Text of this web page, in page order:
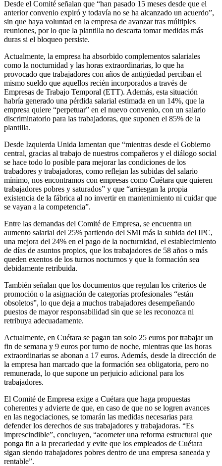
Desde el Comité señalan que “han pasado 15 meses desde que el
anterior convenio expiró y todavía no se ha alcanzado un acuerdo”,
sin que haya voluntad en la empresa de avanzar tras múltiples
reuniones, por lo que la plantilla no descarta tomar medidas más
duras si el bloqueo persiste.
Actualmente, la empresa ha absorbido complementos salariales
como la nocturnidad y las horas extraordinarias, lo que ha
provocado que trabajadores con años de antigüedad perciban el
mismo sueldo que aquellos recién incorporados a través de
Empresas de Trabajo Temporal (ETT). Además, esta situación
habría generado una pérdida salarial estimada en un 14%, que la
empresa quiere “perpetuar” en el nuevo convenio, con un salario
discriminatorio para las trabajadoras, que suponen el 85% de la
plantilla.
Desde Izquierda Unida lamentan que “mientras desde el Gobierno
central, gracias al trabajo de nuestros compañeros y el diálogo social
se hace todo lo posible para mejorar las condiciones de los
trabadores y trabajadoras, como reflejan las subidas del salario
mínimo, nos encontramos con empresas como Cuétara que quieren
trabajadores pobres y saturados” y que “arriesgan la propia
existencia de la fábrica al no invertir en mantenimiento ni cuidar que
se vayan a la competencia”.
Entre las demandas del Comité de Empresa, se encuentra un
aumento salarial del 25% partiendo del SMI más la subida del IPC,
una mejora del 24% en el pago de la nocturnidad, el establecimiento
de días de asuntos propios, que los trabajadores de 58 años o más
queden exentos de los turnos nocturnos y que la formación sea
debidamente retribuida.
También señalan que los documentos que regulan los criterios de
promoción o la asignación de categorías profesionales “están
obsoletos”, lo que deja a muchos trabajadores desempeñando
puestos de mayor responsabilidad sin que se les reconozca ni
retribuya adecuadamente.
Actualmente, en Cuétara se pagan tan solo 25 euros por trabajar un
fin de semana y 9 euros por turno de noche, mientras que las horas
extraordinarias se abonan a 17 euros. Además, desde la dirección de
la empresa han marcado que la formación sea obligatoria, pero no
remunerada, lo que supone un perjuicio adicional para los
trabajadores.
El Comité de Empresa exige a Cuétara que haga propuestas
coherentes y advierte de que, en caso de que no se logren avances
en las negociaciones, se tomarán las medidas necesarias para
defender los derechos de sus trabajadores y trabajadoras. “Es
imprescindible”, concluyen, “acometer una reforma estructural que
ponga fin a la precariedad y evite que los empleados de Cuétara
sigan siendo trabajadores pobres dentro de una empresa saneada y
rentable”.